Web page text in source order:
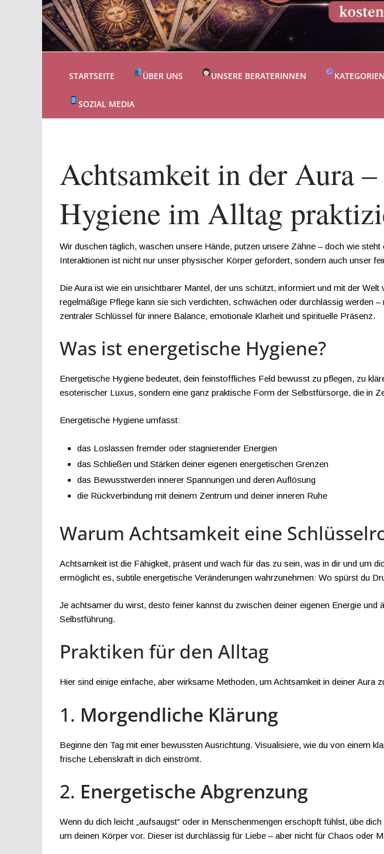
STARTSEITE ÜBER UNS UNSERE BERATERINNEN KATEGORIEN
SOZIAL MEDIA
Achtsamkeit in der Aura
Hygiene im Alltag
Wir duschen täglich, waschen unsere Hände, putzen unsere Zähne – doch wie
Interaktionen ist nicht nur unser physischer Körper gefordert, sondern auch unser
Die Aura ist wie ein unsichtbarer Mantel, der uns schützt, informiert und mit der
regelmäßige Pflege kann sie sich verdichten, schwächen oder durchlässig werden
zentraler Schlüssel für innere Balance, emotionale Klarheit und spirituelle Präsenz.
Was ist energetische Hygiene?
Energetische Hygiene bedeutet, dein feinstoffliches Feld bewusst zu pflegen, zu
esoterischer Luxus, sondern eine ganz praktische Form der Selbstfürsorge, die in
Energetische Hygiene umfasst:
das Loslassen fremder oder stagnierender Energien
das Schließen und Stärken deiner eigenen energetischen Grenzen
das Bewusstwerden innerer Spannungen und deren Auflösung
die Rückverbindung mit deinem Zentrum und deiner inneren Ruhe
Warum Achtsamkeit eine
Achtsamkeit ist die Fähigkeit, präsent und wach für das zu sein, was in dir und um
ermöglicht es, subtile energetische Veränderungen wahrzunehmen: Wo spürst du
Je achtsamer du wirst, desto feiner kannst du zwischen deiner eigenen Energie
Selbstführung.
Praktiken für den Alltag
Hier sind einige einfache, aber wirksame Methoden, um Achtsamkeit in deiner Aura
1. Morgendliche Klärung
Beginne den Tag mit einer bewussten Ausrichtung. Visualisiere, wie du von einem
frische Lebenskraft in dich einströmt.
2. Energetische Abgrenzung
Wenn du dich leicht „aufsaugst“ oder in Menschenmengen erschöpft fühlst, übe
um deinen Körper vor. Dieser ist durchlässig für Liebe – aber nicht für Chaos oder